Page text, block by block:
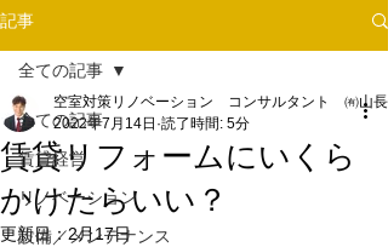
記事
全ての記事
賃貸経営
リノベーション
設備／メンテナンス
全ての記事
賃貸リフォームにいくら
かけたらいい？
空室対策リノベーション コンサルタント ㈲山長
2022年7月14日 読了時間: 5分
更新日：2月17日